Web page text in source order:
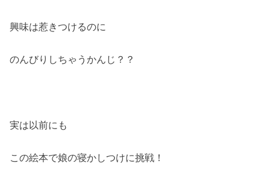
興味は惹きつけるのに
のんびりしちゃうかんじ？？
実は以前にも
この絵本で娘の寝かしつけに挑戦！